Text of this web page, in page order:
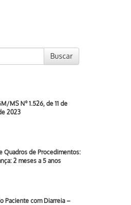
Buscar
MS Nº 1.526, de 11 de
2023
Quadros de Procedimentos:
2 meses a 5 anos
Paciente com Diarreia –